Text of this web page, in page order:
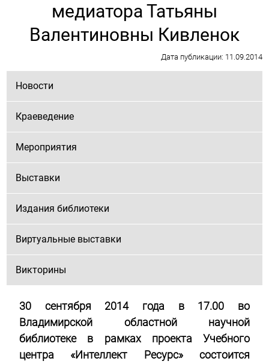
медиатора Татьяны
Валентиновны Кивленок
Дата публикации: 11.09.2014
Новости
Краеведение
Мероприятия
Выставки
Издания библиотеки
Виртуальные выставки
Викторины
30 сентября 2014 года в 17.00 во
Владимирской областной научной
библиотеке в рамках проекта Учебного
центра «Интеллект Ресурс» состоится